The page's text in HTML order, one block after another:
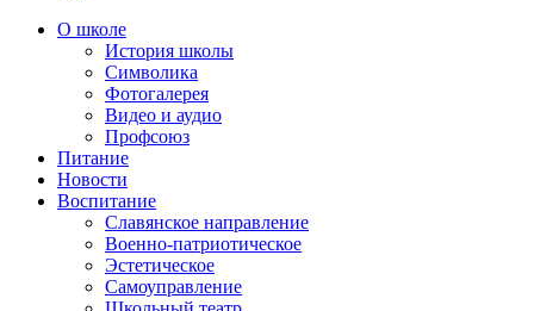
О школе
История школы
Символика
Фотогалерея
Видео и аудио
Профсоюз
Питание
Новости
Воспитание
Славянское направление
Военно-патриотическое
Эстетическое
Самоуправление